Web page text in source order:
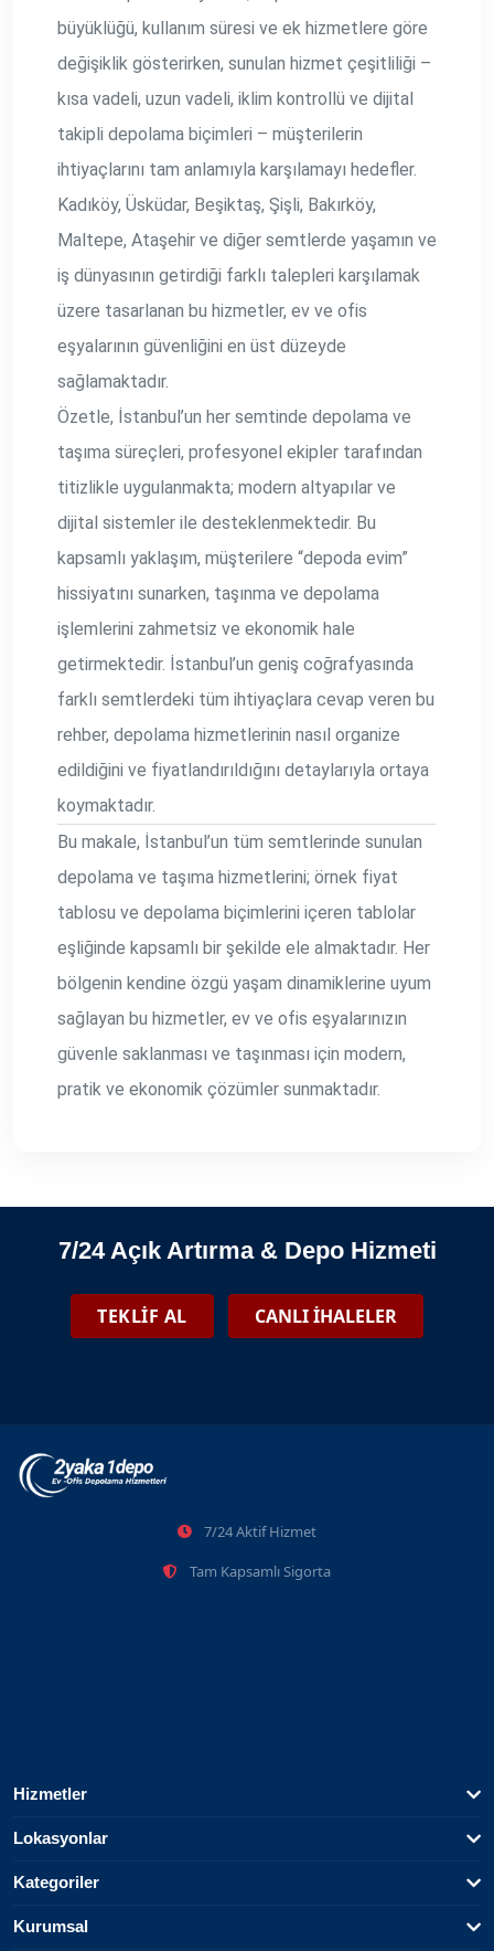
büyüklüğü, kullanım süresi ve ek hizmetlere göre
değişiklik gösterirken, sunulan hizmet çeşitliliği –
kısa vadeli, uzun vadeli, iklim kontrollü ve dijital
takipli depolama biçimleri – müşterilerin
ihtiyaçlarını tam anlamıyla karşılamayı hedefler.
Kadıköy, Üsküdar, Beşiktaş, Şişli, Bakırköy,
Maltepe, Ataşehir ve diğer semtlerde yaşamın ve
iş dünyasının getirdiği farklı talepleri karşılamak
üzere tasarlanan bu hizmetler, ev ve ofis
eşyalarının güvenliğini en üst düzeyde
sağlamaktadır.
Özetle, İstanbul’un her semtinde depolama ve
taşıma süreçleri, profesyonel ekipler tarafından
titizlikle uygulanmakta; modern altyapılar ve
dijital sistemler ile desteklenmektedir. Bu
kapsamlı yaklaşım, müşterilere “depoda evim”
hissiyatını sunarken, taşınma ve depolama
işlemlerini zahmetsiz ve ekonomik hale
getirmektedir. İstanbul’un geniş coğrafyasında
farklı semtlerdeki tüm ihtiyaçlara cevap veren bu
rehber, depolama hizmetlerinin nasıl organize
edildiğini ve fiyatlandırıldığını detaylarıyla ortaya
koymaktadır.
Bu makale, İstanbul’un tüm semtlerinde sunulan
depolama ve taşıma hizmetlerini; örnek fiyat
tablosu ve depolama biçimlerini içeren tablolar
eşliğinde kapsamlı bir şekilde ele almaktadır. Her
bölgenin kendine özgü yaşam dinamiklerine uyum
sağlayan bu hizmetler, ev ve ofis eşyalarınızın
güvenle saklanması ve taşınması için modern,
pratik ve ekonomik çözümler sunmaktadır.
7/24 Açık Artırma & Depo Hizmeti
TEKLİF AL CANLI İHALELER
7/24 Aktif Hizmet
Tam Kapsamlı Sigorta
Hizmetler
Lokasyonlar
Kategoriler
Kurumsal